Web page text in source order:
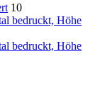
10
bedruckt, Höhe
bedruckt, Höhe